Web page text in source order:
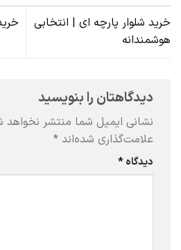
خرید شلوار پارچه ای | انتخابی
هوشمندانه
دیدگاهتان را بنویسید
نشانی ایمیل شما منتشر نخواهد
علامت‌گذاری شده‌اند *
دیدگاه*